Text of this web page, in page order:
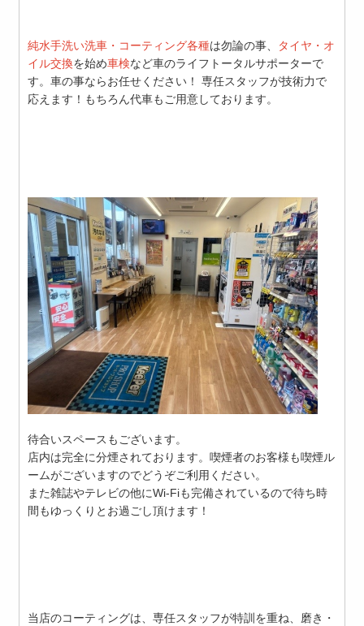
純水手洗い洗車・コーティング各種は勿論の事、
タイヤ・オ
イル交換を始め車検など車のライフトータルサポーターで
す。車の事ならお任せください！専任スタッフが技術力で
応えます！もちろん代車もご用意しております。
待合いスペースもございます。
店内は完全に分煙されております。喫煙者のお客様も喫煙ル
ームがございますのでどうぞご利用ください。
また雑誌やテレビの他にWi-Fiも完備されているので待ち時
間もゆっくりとお過ごし頂けます！
当店のコーティングは、専任スタッフが特訓を重ね、磨き・